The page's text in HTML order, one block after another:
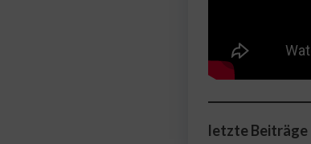
letzte Beiträge